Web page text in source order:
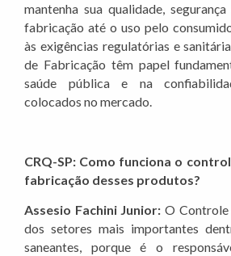
mantenha sua qualidade,
fabricação até o uso pelo
às exigências regulatórias e
de Fabricação têm papel
saúde pública e na
colocados no mercado.
CRQ-SP: Como funciona o
fabricação desses produtos?
Assesio Fachini Junior: O Controle
dos setores mais importantes
saneantes, porque é o